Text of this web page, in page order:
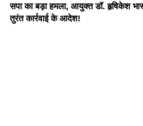
सपा का बड़ा हमला, आयुक्त डॉ. हृषिकेश
तुरंत कार्रवाई के आदेश!